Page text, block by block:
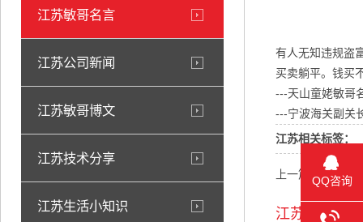
江苏敏哥名言
江苏公司新闻
江苏敏哥博文
江苏技术分享
江苏生活小知识
有人无知违规盗
买卖躺平。钱买
---天山童姥敏哥
---宁波海关副关
江苏相关标签：
上一篇： 江苏寒
江苏相关产品
QQ咨询